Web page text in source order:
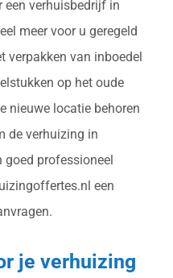
een verhuisbedrijf in
meer voor u geregeld
verpakken van inboedel
op het oude
nieuwe locatie behoren
de verhuizing in
goed professioneel
een
je verhuizing